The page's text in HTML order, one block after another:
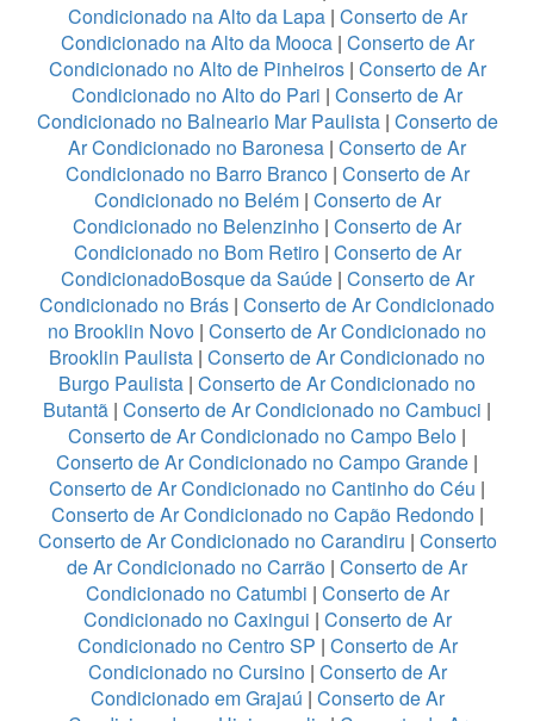
Condicionado na Alto da Lapa| Conserto de Ar
Condicionado na Alto da Mooca| Conserto de Ar
Condicionado no Alto de Pinheiros| Conserto de Ar
Condicionado no Alto do Pari | Conserto de Ar
Condicionado no Balneario Mar Paulista| Conserto de
Ar Condicionado no Baronesa | Conserto de Ar
Condicionado no Barro Branco| Conserto de Ar
Condicionado no Belém| Conserto de Ar
Condicionado no Belenzinho | Conserto de Ar
Condicionado no Bom Retiro| Conserto de Ar
CondicionadoBosque da Saúde| Conserto de Ar
Condicionado no Brás | Conserto de Ar Condicionado
no Brooklin Novo | Conserto de Ar Condicionado no
Brooklin Paulista | Conserto de Ar Condicionado no
Burgo Paulista | Conserto de Ar Condicionado no
Butantã | Conserto de Ar Condicionado no Cambuci |
Conserto de Ar Condicionado no Campo Belo |
Conserto de Ar Condicionado no Campo Grande |
Conserto de Ar Condicionado no Cantinho do Céu |
Conserto de Ar Condicionado no Capão Redondo|
Conserto de Ar Condicionado no Carandiru | Conserto
de Ar Condicionado no Carrão | Conserto de Ar
Condicionado no Catumbi | Conserto de Ar
Condicionado no Caxingui | Conserto de Ar
Condicionado no Centro SP | Conserto de Ar
Condicionado no Cursino| Conserto de Ar
Condicionado em Grajaú | Conserto de Ar